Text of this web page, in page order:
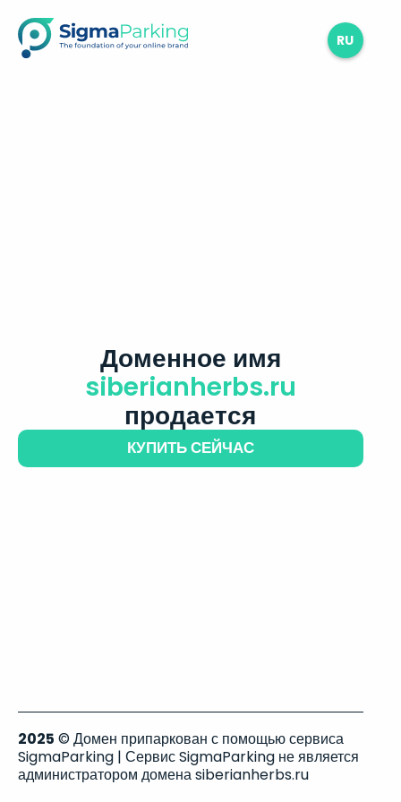
RU
Доменное имя
siberianherbs.ru
продается
КУПИТЬ СЕЙЧАС
2025 © Домен припаркован с помощью сервиса
SigmaParking | Сервис SigmaParking не является
администратором домена siberianherbs.ru